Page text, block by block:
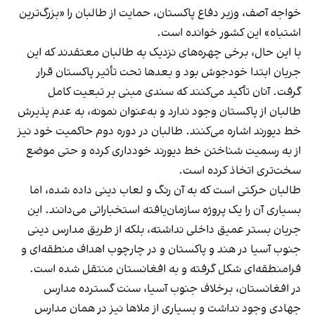
خواجه آصف، وزیر دفاع پاکستان، حمایت از طالبان را «بزرگ‌ترین
اشتباه» این کشور خوانده است.
با این حال، برخی چهره‌های نزدیک به طالبان معتقدند که این
جریان ابتدا خودجوش بود و بعدها تحت تأثیر پاکستان قرار
گرفت. آنان تأکید می‌کنند که سندی مبنی بر تبعیت کامل
طالبان از پاکستان وجود ندارد و به‌عنوان نمونه، به عدم پذیرش
خط دیورند اشاره می‌کنند. طالبان در دوره دوم حاکمیت خود نیز
از به رسمیت شناختن خط دیورند خودداری کرده و حتی موضع
سخت‌تری اتخاذ کرده است.
طالبان حرکتی است که به آن رنگ و لعاب دینی داده شده، اما
بسیاری آن را یک پروژه سازمان‌یافته استخباراتی می‌دانند. این
جریان بستر عمیق داخلی نداشته، بلکه از طریق مدارس دینی
جنوب آسیا در هند و پاکستان و در چارچوب اهداف منطقه‌ای و
فرامنطقه‌ای شکل گرفته و به افغانستان منتقل شده است.
در افغانستان، برخلاف جنوب آسیا، سنت گسترده مدارس
جهادی وجود نداشت و بسیاری از ملاها نیز در همان مدارس